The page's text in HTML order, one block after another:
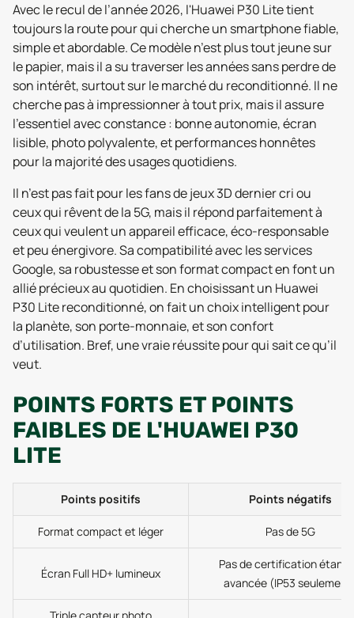
Avec le recul de l’année 2026, l'Huawei P30 Lite tient
toujours la route pour qui cherche un smartphone fiable,
simple et abordable. Ce modèle n’est plus tout jeune sur
le papier, mais il a su traverser les années sans perdre de
son intérêt, surtout sur le marché du reconditionné. Il ne
cherche pas à impressionner à tout prix, mais il assure
l’essentiel avec constance : bonne autonomie, écran
lisible, photo polyvalente, et performances honnêtes
pour la majorité des usages quotidiens.
Il n’est pas fait pour les fans de jeux 3D dernier cri ou
ceux qui rêvent de la 5G, mais il répond parfaitement à
ceux qui veulent un appareil efficace, éco-responsable
et peu énergivore. Sa compatibilité avec les services
Google, sa robustesse et son format compact en font un
allié précieux au quotidien. En choisissant un Huawei
P30 Lite reconditionné, on fait un choix intelligent pour
la planète, son porte-monnaie, et son confort
d’utilisation. Bref, une vraie réussite pour qui sait ce qu’il
veut.
POINTS FORTS ET POINTS
FAIBLES DE L'HUAWEI P30
LITE
Points positifs Points négatifs
Format compact et léger Pas de 5G
Écran Full HD+ lumineux
Pas de certification
avancée (IP53